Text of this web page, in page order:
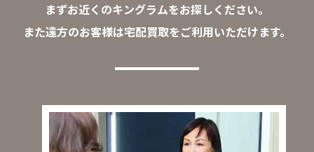
まずお近くのキングラムをお探しください。
また遠方のお客様は宅配買取をご利用いただけます。